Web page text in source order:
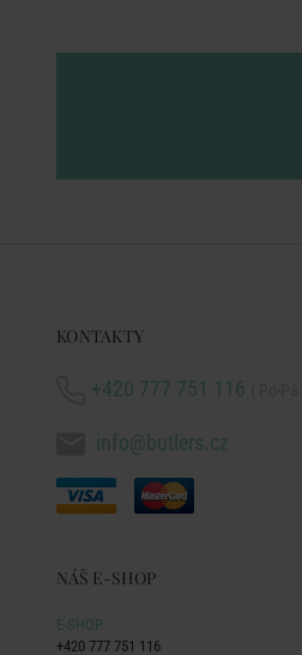
KONTAKTY
+420 777 751 116
info@butlers.cz
NÁŠ E-SHOP
E-SHOP
+420 777 751 116